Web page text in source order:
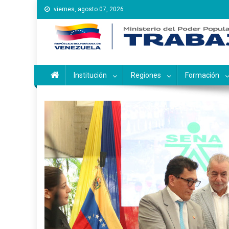
Saltar
al
contenido
viernes, agosto 07, 2026
Instituto Nacional de
Inces
Institución Regiones Formación